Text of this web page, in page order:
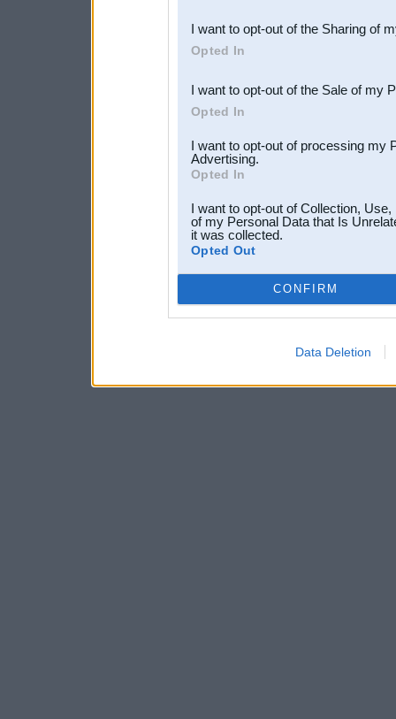
Downstream Participants
third parties.
I want to opt-out of the Sharing of
Opted In
I want to opt-out of the Sale of my
Opted In
I want to opt-out of processing my
Advertising.
Opted In
I want to opt-out of Collection,
of my Personal Data that Is
it was collected.
Opted Out
CONFIRM
Data Deletion